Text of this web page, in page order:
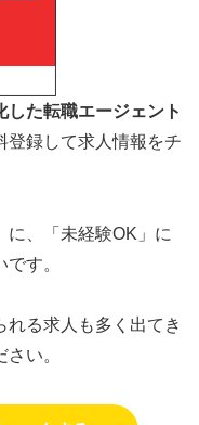
た転職エージェント
登録して求人情報をチ
に、「未経験OK」に
す。
る求人も多く出てき
い。